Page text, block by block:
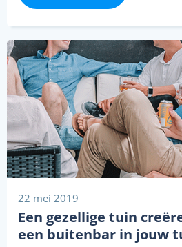
22 mei 2019
Een gezellige tuin
een buitenbar in jouw